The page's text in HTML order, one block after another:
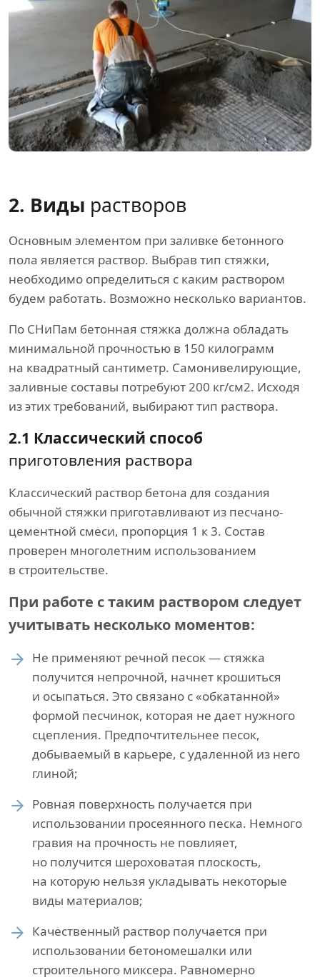
2. Виды растворов
Основным элементом при заливке бетонного
пола является раствор. Выбрав тип стяжки,
необходимо определиться с каким раствором
будем работать. Возможно несколько вариантов.
По СНиПам бетонная стяжка должна обладать
минимальной прочностью в 150 килограмм
на квадратный сантиметр. Самонивелирующие,
заливные составы потребуют 200 кг/см2. Исходя
из этих требований, выбирают тип раствора.
2.1 Классический способ
приготовления раствора
Классический раствор бетона для создания
обычной стяжки приготавливают из песчано-
цементной смеси, пропорция 1 к 3. Состав
проверен многолетним использованием
в строительстве.
При работе с таким раствором следует
учитывать несколько моментов:
Не применяют речной песок — стяжка
получится непрочной, начнет крошиться
и осыпаться. Это связано с «обкатанной»
формой песчинок, которая не дает нужного
сцепления. Предпочтительнее песок,
добываемый в карьере, с удаленной из него
глиной;
Ровная поверхность получается при
использовании просеянного песка. Немного
гравия на прочность не повлияет,
но получится шероховатая плоскость,
на которую нельзя укладывать некоторые
виды материалов;
Качественный раствор получается при
использовании бетономешалки или
строительного миксера. Равномерно